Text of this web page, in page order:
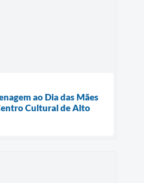
ao Dia das Mães
Cultural de Alto